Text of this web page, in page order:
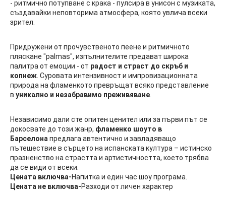
- ритмично потупване с крака - пулсира в унисон с музиката,
създавайки неповторима атмосфера, която увлича всеки
зрител.
Придружени от прочувственото пеене и ритмичното
пляскане "palmas", изпълнителите предават широка
палитра от емоции - от радост и страст до скръб и
копнеж . Суровата интензивност и импровизационната
природа на фламенкото превръщат всяко представление
в уникално и незабравимо преживяване
Независимо дали сте опитен ценител или за първи път се
докосвате до този жанр, фламенко шоуто в
Барселона предлага автентично и завладяващо
пътешествие в сърцето на испанската култура – истинско
празненство на страстта и артистичността, което трябва
да се види от всеки.
Цената включва-Напитка и един час шоу програма.
Цената не включва-Разходи от личен характер